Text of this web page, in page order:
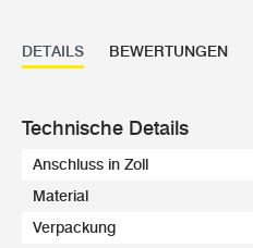
DETAILS BEWERTUNGEN
Technische Details
Anschluss in Zoll
Material
Verpackung